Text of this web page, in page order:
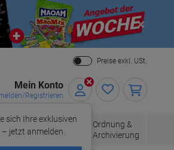
Close
Preise exkl. USt.
Mein Konto
Registrieren
sich Ihre exklusiven
jetzt anmelden.
Bürobedarf
Ordnung &
Archivierung